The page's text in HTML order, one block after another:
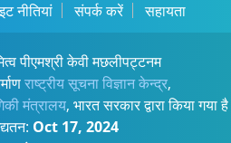
नीतियां संपर्क करें सहायता
पीएमश्री केवी मछलीपट्टनम
राष्ट्रीय सूचना विज्ञान केन्द्र,
मंत्रालय, भारत सरकार द्वारा किया गया
Oct 17, 2024